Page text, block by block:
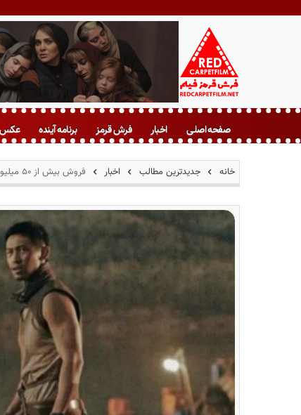
ف
ش
م
ز
صفحه اصلی اخبار فرش قرمز برنامه آینده عکس
خانه جدیدترین مطالب اخبار فروش بیش از ۵۰ میلیون دلاری «ایثار»